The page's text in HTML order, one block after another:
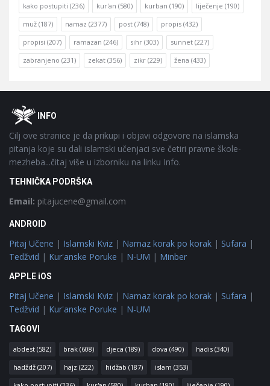
kako postupiti (236) kur'an (580) kurban (190) liječenje (190)
muž (187) namaz (2377) post (748) propis (432)
propisi (207) ramazan (246) sihr (303) sunnet (227)
zabranjeno (231) zekat (356) zikr (229) žena (433)
FooterOINFO
Cilj ove stranice je da prikupi i objavi odgovore na islamska
pitanja koje su dali islamski učenjaci sve četiri pravne škole-
mezheba...čitaj više u izborniku na linku Info.
TEHNIČKA PODRŠKA
Email: pitajucene@gmail.com
ANDROID
Pitaj Učene | Islamski Kviz | Namaz korak po korak | Sufara |
Tedžvid | Kur'anske Poruke | N-UM | Minber
APPLE iOS
Pitaj Učene | Islamski Kviz | Namaz korak po korak | Sufara |
Tedžvid | Kur'anske Poruke | N-UM
TAGOVI
abdest (582) brak (608) djeca (189) dova (490) hadis (340)
hadždž (207) hajz (222) hidžab (187) islam (353)